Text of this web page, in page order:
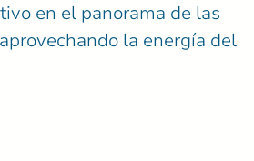
en el panorama de las
la energía del